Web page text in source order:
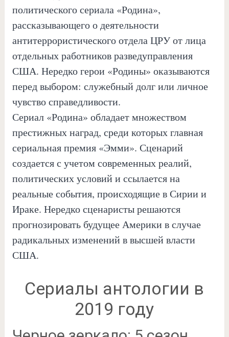
политического сериала «Родина»,
рассказывающего о деятельности
антитеррористического отдела ЦРУ от лица
отдельных работников разведуправления
США. Нередко герои «Родины» оказываются
перед выбором: служебный долг или личное
чувство справедливости.
Сериал «Родина» обладает множеством
престижных наград, среди которых главная
сериальная премия «Эмми». Сценарий
создается с учетом современных реалий,
политических условий и ссылается на
реальные события, происходящие в Сирии и
Ираке. Нередко сценаристы решаются
прогнозировать будущее Америки в случае
радикальных изменений в высшей власти
США.
Сериалы антологии в
2019 году